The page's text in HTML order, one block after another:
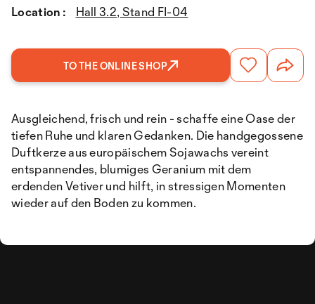
Location :
Hall 3.2, Stand FI-04
TO THE ONLINE SHOP
Ausgleichend, frisch und rein - schaffe eine Oase der
tiefen Ruhe und klaren Gedanken. Die handgegossene
Duftkerze aus europäischem Sojawachs vereint
entspannendes, blumiges Geranium mit dem
erdenden Vetiver und hilft, in stressigen Momenten
wieder auf den Boden zu kommen.